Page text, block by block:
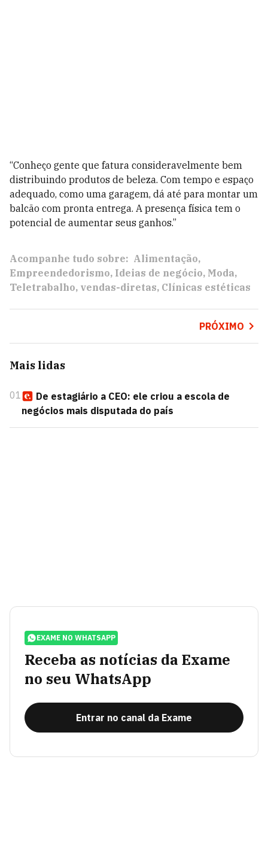
“Conheço gente que fatura consideravelmente bem
distribuindo produtos de beleza. Com tempo e espaço
adequado, como uma garagem, dá até para montar um
balcão com pronta entrega. A presença física tem o
potencial de aumentar seus ganhos.”
Acompanhe tudo sobre: Alimentação
Empreendedorismo Ideias de negócio Moda
Teletrabalho vendas-diretas Clínicas estéticas
PRÓXIMO
Mais lidas
01
De estagiário a CEO: ele criou a escola de
negócios mais disputada do país
EXAME NO WHATSAPP
Receba as notícias da Exame
no seu WhatsApp
Entrar no canal da Exame